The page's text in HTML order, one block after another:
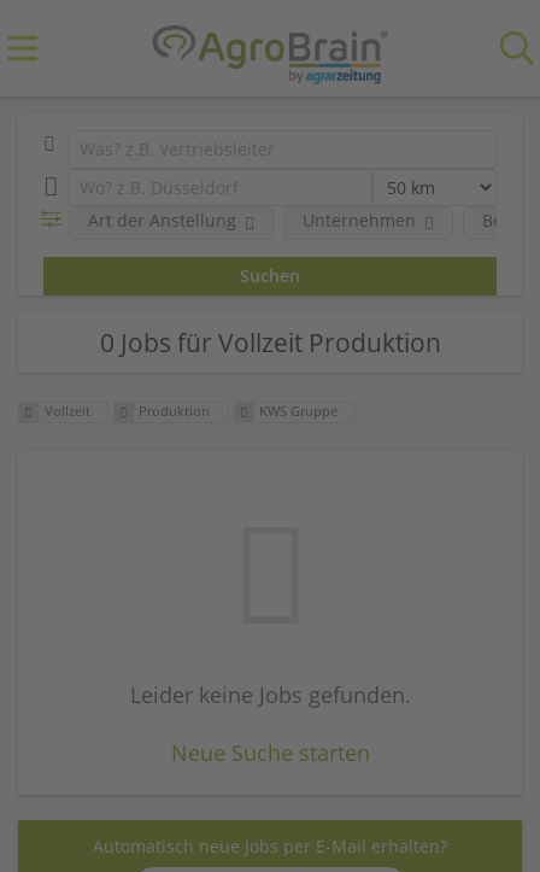
Art der Anstellung Unternehmen
0 Jobs für Vollzeit Produktion
Vollzeit Produktion KWS Gruppe
Leider keine Jobs gefunden.
Neue Suche starten
Automatisch neue Jobs per E-Mail erhalten?